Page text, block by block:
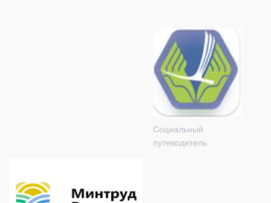
Социальный
путеводитель